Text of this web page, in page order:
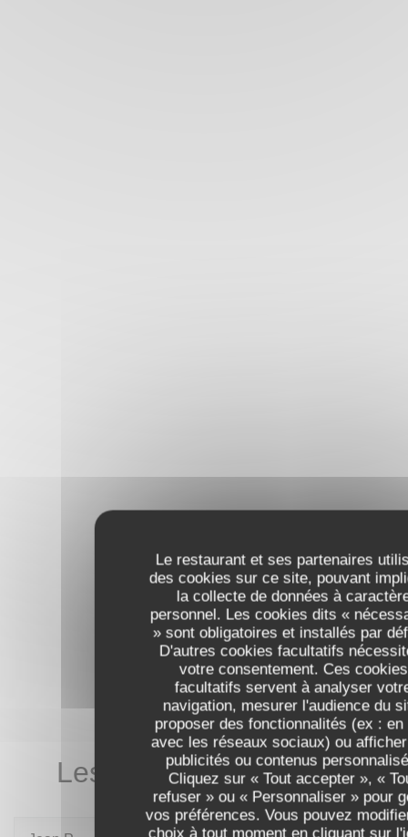
Le restaurant et ses partenaires
des cookies sur ce site, pouvant
la collecte de données à
personnel. Les cookies dits «
» sont obligatoires et installés par
D'autres cookies facultatifs
votre consentement. Ces cookies
facultatifs servent à analyser
navigation, mesurer l'audience du
proposer des fonctionnalités (ex : en
avec les réseaux sociaux) ou
publicités ou contenus
Cliquez sur « Tout accepter », «
refuser » ou « Personnaliser » pour
vos préférences. Vous pouvez
choix à tout moment en cliquant sur
Les avis de nos clients